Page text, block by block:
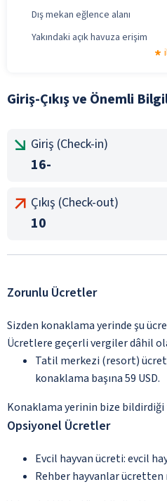
Dış mekan eğlence alanı
Yakındaki açık havuza erişim
Giriş-Çıkış ve Önemli
Giriş (Check-in)
16-
Çıkış (Check-out)
10
Zorunlu Ücretler
Sizden konaklama yerinde şu
Ücretlere geçerli vergiler dâhil
Tatil merkezi (resort)
konaklama başına 59 USD.
Konaklama yerinin bize
Opsiyonel Ücretler
Evcil hayvan ücreti: evcil
Rehber hayvanlar ücretten